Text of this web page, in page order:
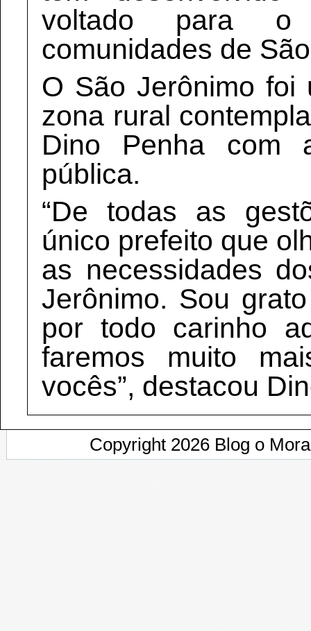
voltado para
comunidades de
O São Jerônimo foi
zona rural
Dino Penha com
pública.
“De todas as
único prefeito que
as necessidades
Jerônimo. Sou
por todo carinho
faremos muito
vocês”, destacou
Copyright 2026 Blog o